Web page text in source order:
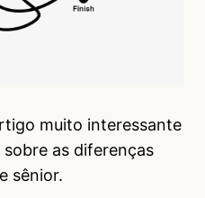
muito interessante
sobre as diferenças
sênior.